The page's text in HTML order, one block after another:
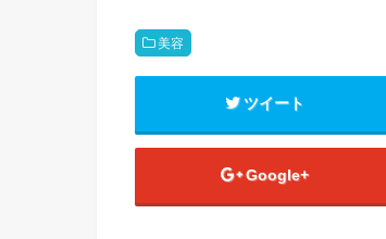
美容
ツイート
Google+